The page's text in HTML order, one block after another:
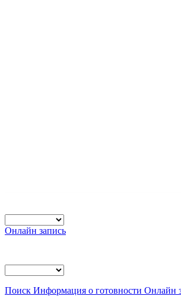
Онлайн запись
Поиск Информация о готовности Онлайн